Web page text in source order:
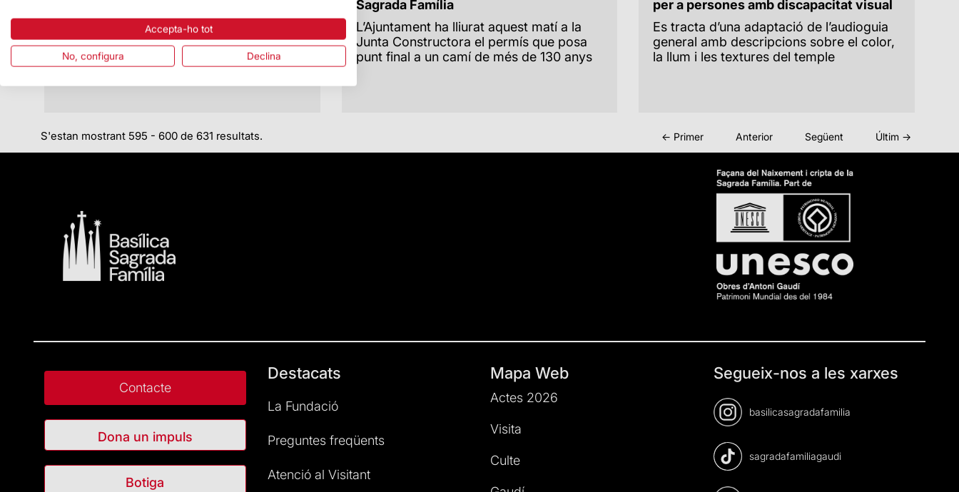
La sala d’audiovisuals del museu es pot
visitar des d’aquest mes de juliol en el seu
nou emplaçament.
Sagrada Família
L’Ajuntament ha lliurat aquest matí a la
Junta Constructora el permís que posa
punt final a un camí de més de 130 anys
per a persones amb discapacitat visual
Es tracta d’una adaptació de l’audioguia
general amb descripcions sobre el color,
la llum i les textures del temple
S'estan mostrant 595 - 600 de 631 resultats. ← Primer Anterior Següent Últim →
Contacte
Dona un impuls
Botiga
Destacats
La Fundació
Preguntes freqüents
Atenció al Visitant
Mapa Web
Actes 2026
Visita
Culte
Segueix-nos a les xarxes
basilicasagradafamilia
sagradafamiliagaudi
Accepta-ho tot
No, configura Declina